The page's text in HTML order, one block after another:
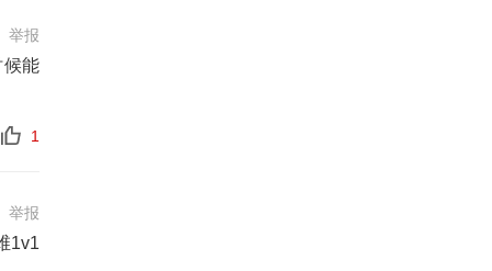
举报
候能
1
举报
1v1